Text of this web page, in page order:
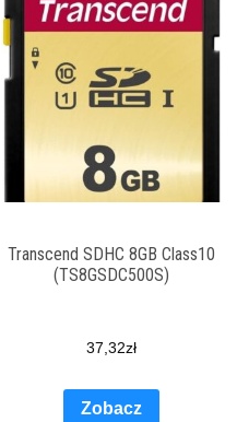
Transcend SDHC 8GB Class10
(TS8GSDC500S)
37,32zł
Zobacz